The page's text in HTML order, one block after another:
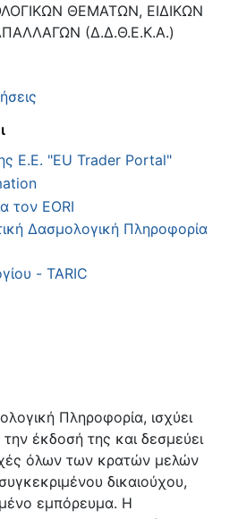
ΘΕΜΑΤΩΝ, ΕΙΔΙΚΩΝ
(Δ.Δ.Θ.Ε.Κ.Α.)
Ε.Ε. "EU Trader Portal"
τον ΕΟRΙ
Δασμολογική Πληροφορία
- TARIC
Πληροφορία, ισχύει
έκδοσή της και δεσμεύει
όλων των κρατών μελών
δικαιούχου,
εμπόρευμα. Η